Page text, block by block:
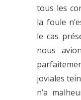
tous les
la foule
le cas
nous
joviales
n’a